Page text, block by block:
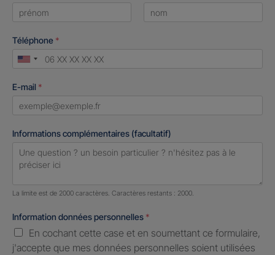
Téléphone *
United
+1
E-mail *
Informations complémentaires (facultatif)
Nombre de caractères restants :2000 caractères restants
La limite est de 2000 caractères. Caractères restants : 2000.
Information données personnelles *
En cochant cette case et en soumettant ce formulaire,
j'accepte que mes données personnelles soient utilisées